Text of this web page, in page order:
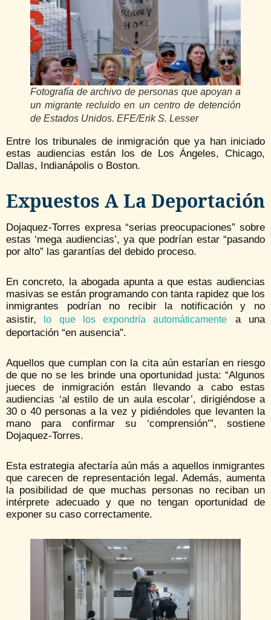
Fotografía de archivo de personas que apoyan a
un migrante recluido en un centro de detención
de Estados Unidos. EFE/Erik S. Lesser
Entre los tribunales de inmigración que ya han iniciado
estas audiencias están los de Los Ángeles, Chicago,
Dallas, Indianápolis o Boston.
Expuestos A La Deportación
Dojaquez-Torres expresa “serias preocupaciones” sobre
estas ‘mega audiencias’, ya que podrían estar “pasando
por alto” las garantías del debido proceso.
En concreto, la abogada apunta a que estas audiencias
masivas se están programando con tanta rapidez que los
inmigrantes podrían no recibir la notificación y no
asistir, lo que los expondría automáticamente a una
deportación “en ausencia”.
Aquellos que cumplan con la cita aún estarían en riesgo
de que no se les brinde una oportunidad justa: “Algunos
jueces de inmigración están llevando a cabo estas
audiencias ‘al estilo de un aula escolar’, dirigiéndose a
30 o 40 personas a la vez y pidiéndoles que levanten la
mano para confirmar su ‘comprensión’”, sostiene
Dojaquez-Torres.
Esta estrategia afectaría aún más a aquellos inmigrantes
que carecen de representación legal. Además, aumenta
la posibilidad de que muchas personas no reciban un
intérprete adecuado y que no tengan oportunidad de
exponer su caso correctamente.